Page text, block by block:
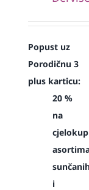
Popust uz
Porodičnu 3
plus karticu:
20 %
na
i